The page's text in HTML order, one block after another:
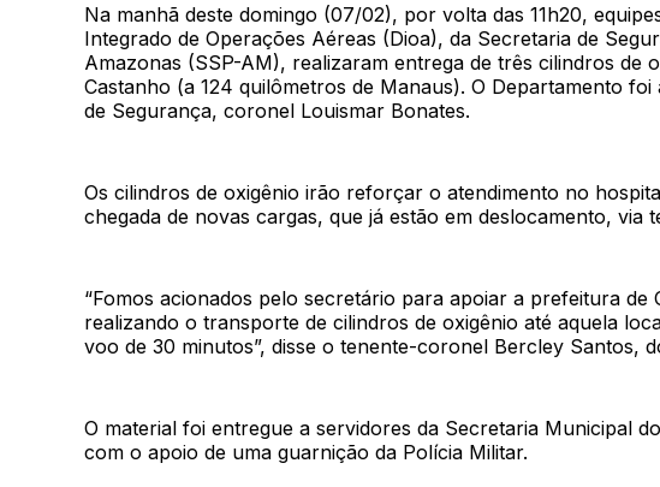
Na manhã deste domingo (07/02), por volta das 11h20,
Integrado de Operações Aéreas (Dioa), da Secretaria de
Amazonas (SSP-AM), realizaram entrega de três cilindros de
Castanho (a 124 quilômetros de Manaus). O Departamento
de Segurança, coronel Louismar Bonates.
Os cilindros de oxigênio irão reforçar o atendimento no
chegada de novas cargas, que já estão em deslocamento, via
“Fomos acionados pelo secretário para apoiar a prefeitura de
realizando o transporte de cilindros de oxigênio até aquela
voo de 30 minutos”, disse o tenente-coronel Bercley Santos,
O material foi entregue a servidores da Secretaria Municipal
com o apoio de uma guarnição da Polícia Militar.